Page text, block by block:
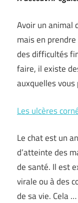
Avoir un animal
mais en
des difficultés
faire, il existe
auxquelles
Les ulcères
Le chat est un
d’atteinte des
de santé. Il est
virale ou à des
de sa vie. Cela …